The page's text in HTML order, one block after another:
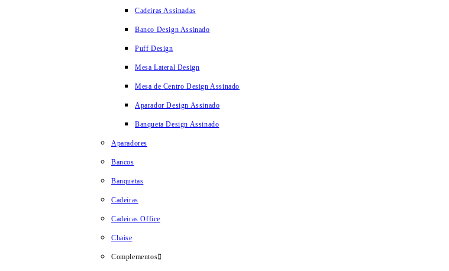
Cadeiras Assinadas
Banco Design Assinado
Puff Design
Mesa Lateral Design
Mesa de Centro Design Assinado
Aparador Design Assinado
Banqueta Design Assinado
Aparadores
Bancos
Banquetas
Cadeiras
Cadeiras Office
Chaise
Complementos